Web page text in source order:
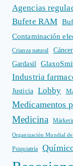
Agencias
Bufete RAM
Contaminación
Crianza natural Cáncer
Gardasil
Industria
Justicia
Lobby
Medicamentos
Medicina
Organización Mundial
Psiquiatría